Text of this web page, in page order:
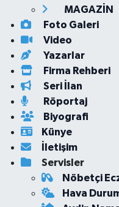
MAGAZİN
Foto Galeri
Video
Yazarlar
Firma Rehberi
Seri İlan
Röportaj
Biyografi
Künye
İletişim
Servisler
Nöbetçi
Hava